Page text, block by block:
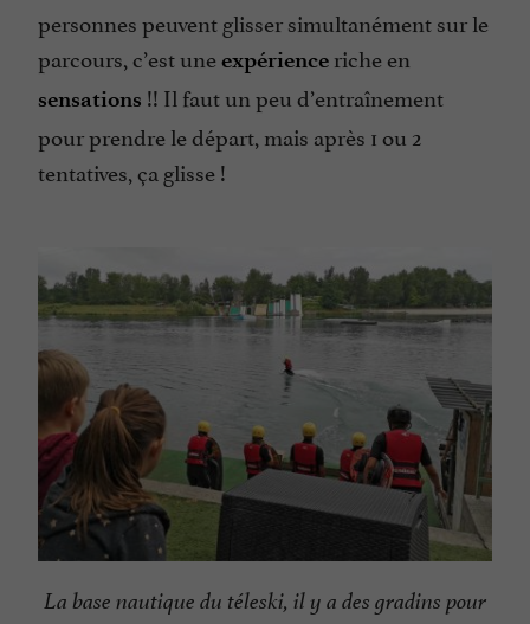
personnes peuvent glisser simultanément sur le
parcours, c’est uneexpérience riche en
sensations !! Il faut un peu d’entraînement
pour prendre le départ, mais après 1 ou 2
tentatives, ça glisse !
La base nautique du téleski, il y a des gradins pour